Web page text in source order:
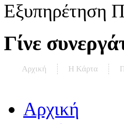
Εξυπηρέτηση
Γίνε
Αρχική Η Kάρτα
Αρχική